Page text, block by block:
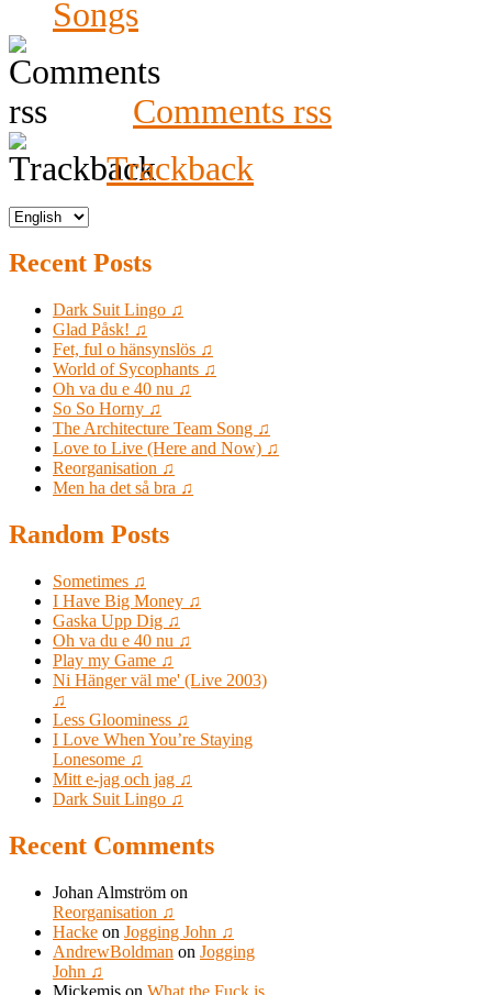
Songs
Comments rss
Trackback
Recent Posts
Dark Suit Lingo ♫
Glad Påsk! ♫
Fet, ful o hänsynslös ♫
World of Sycophants ♫
Oh va du e 40 nu ♫
So So Horny ♫
The Architecture Team Song ♫
Love to Live (Here and Now) ♫
Reorganisation ♫
Men ha det så bra ♫
Random Posts
Sometimes ♫
I Have Big Money ♫
Gaska Upp Dig ♫
Oh va du e 40 nu ♫
Play my Game ♫
Ni Hänger väl me' (Live 2003)
♫
Less Gloominess ♫
I Love When You’re Staying
Lonesome ♫
Mitt e-jag och jag ♫
Dark Suit Lingo ♫
Recent Comments
Johan Almström on
Reorganisation ♫
Hacke on Jogging John ♫
AndrewBoldman on Jogging
John ♫
Mickemis on What the Fuck is